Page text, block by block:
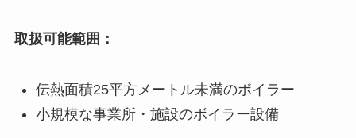
取扱可能範囲：
伝熱面積25平方メートル未満のボイラー
小規模な事業所・施設のボイラー設備